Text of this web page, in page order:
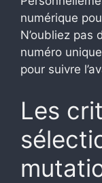
numérique
N’oubliez pas
numéro
pour suivre
Les